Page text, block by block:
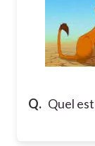
Q. Quel